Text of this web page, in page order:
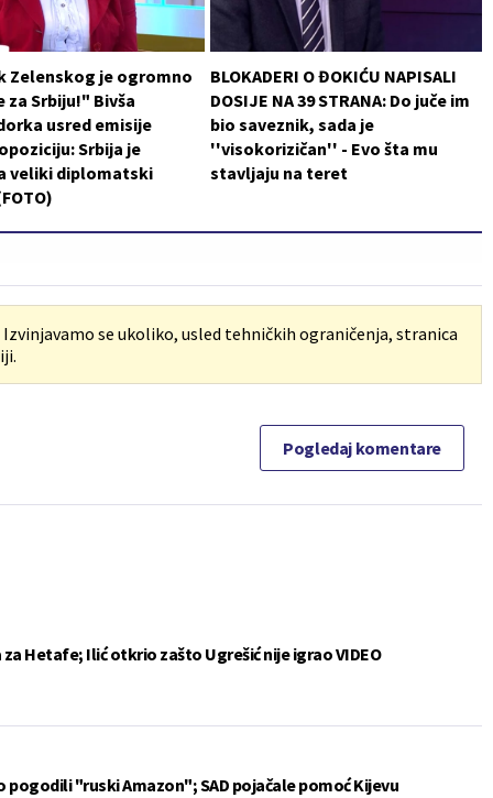
Zelenskog je ogromno
za Srbiju!" Bivša
usred emisije
Srbija je
veliki diplomatski
BLOKADERI O ĐOKIĆU NAPISALI
DOSIJE NA 39 STRANA: Do juče im
bio saveznik, sada je
''visokorizičan'' - Evo šta mu
stavljaju na teret
se ukoliko, usled tehničkih ograničenja, stranica
Pogledaj komentare
Hetafe; Ilić otkrio zašto Ugrešić nije igrao VIDEO
pogodili "ruski Amazon"; SAD pojačale pomoć Kijevu